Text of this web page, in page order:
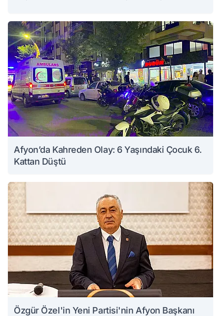
Afyon’da Kahreden Olay: 6 Yaşındaki Çocuk 6.
Kattan Düştü
Özgür Özel'in Yeni Partisi'nin Afyon Başkanı